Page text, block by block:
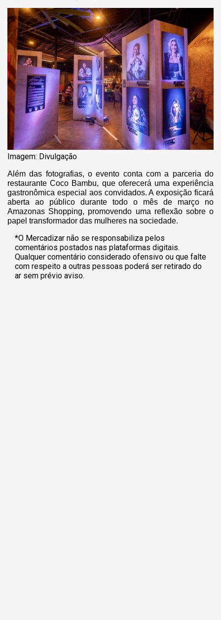
Imagem: Divulgação
Além das fotografias, o evento conta com a parceria do
restaurante Coco Bambu, que oferecerá uma experiência
gastronômica especial aos convidados. A exposição ficará
aberta ao público durante todo o mês de março no
Amazonas Shopping, promovendo uma reflexão sobre o
papel transformador das mulheres na sociedade.
*O Mercadizar não se responsabiliza pelos
comentários postados nas plataformas digitais.
Qualquer comentário considerado ofensivo ou que falte
com respeito a outras pessoas poderá ser retirado do
ar sem prévio aviso.